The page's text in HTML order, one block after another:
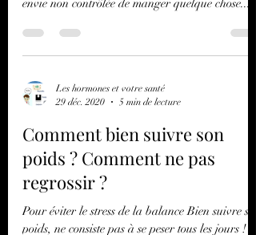
Comment vivre avec son stress alimentaire ? Le
stress alimentaire peut être défini comme une
Les hormones et votre santé
29 déc. 2020
5 min de lecture
Comment bien suivre son
poids ? Comment ne pas
regrossir ?